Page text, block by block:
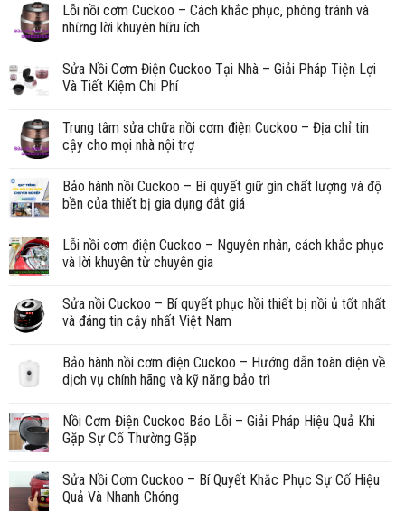
Lỗi nồi cơm Cuckoo – Cách khắc phục, phòng tránh và
những lời khuyên hữu ích
Sửa Nồi Cơm Điện Cuckoo Tại Nhà – Giải Pháp Tiện Lợi
Và Tiết Kiệm Chi Phí
Trung tâm sửa chữa nồi cơm điện Cuckoo – Địa chỉ tin
cậy cho mọi nhà nội trợ
Bảo hành nồi Cuckoo – Bí quyết giữ gìn chất lượng và độ
bền của thiết bị gia dụng đắt giá
Lỗi nồi cơm điện Cuckoo – Nguyên nhân, cách khắc phục
và lời khuyên từ chuyên gia
Sửa nồi Cuckoo – Bí quyết phục hồi thiết bị nồi ủ tốt nhất
và đáng tin cậy nhất Việt Nam
Bảo hành nồi cơm điện Cuckoo – Hướng dẫn toàn diện về
dịch vụ chính hãng và kỹ năng bảo trì
Nồi Cơm Điện Cuckoo Báo Lỗi – Giải Pháp Hiệu Quả Khi
Gặp Sự Cố Thường Gặp
Sửa Nồi Cơm Cuckoo – Bí Quyết Khắc Phục Sự Cố Hiệu
Quả Và Nhanh Chóng